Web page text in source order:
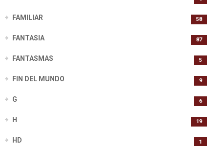
FAMILIAR 58
FANTASIA 87
FANTASMAS 5
FIN DEL MUNDO 9
G 6
H 19
HD 1